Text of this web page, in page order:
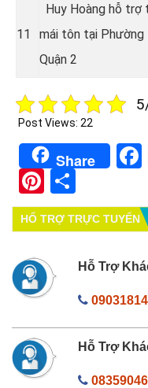
11
Huy Hoàng hỗ trợ
mái tôn tại Phường
Quận 2
Post Views: 22
Share
Pinterest
HỔ TRỢ TRỰC TUYẾN
Hỗ Trợ
Hỗ Trợ